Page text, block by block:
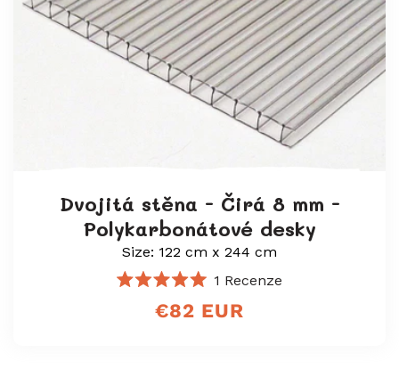
Dvojitá stěna - Čirá 8 mm -
Polykarbonátové desky
Size: 122 cm x 244 cm
5.0
z
1 Recenze
Běžná
€82 EUR